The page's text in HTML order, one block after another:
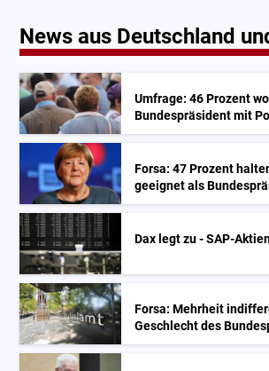
News aus Deutschland
Umfrage: 46 Prozent
Bundespräsident mit
Forsa: 47 Prozent
geeignet als
Dax legt zu - SAP-
Forsa: Mehrheit
Geschlecht des